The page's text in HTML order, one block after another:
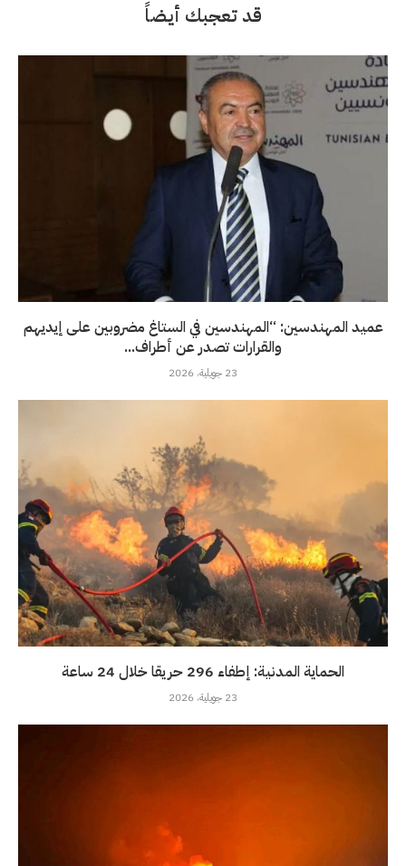
قد تعجبك أيضاً
عميد المهندسين: “المهندسين في الستاغ مضروبين على إيديهم
والقرارات تصدر عن أطراف...
23 جويلية، 2026
الحماية المدنية: إطفاء 296 حريقا خلال 24 ساعة
23 جويلية، 2026